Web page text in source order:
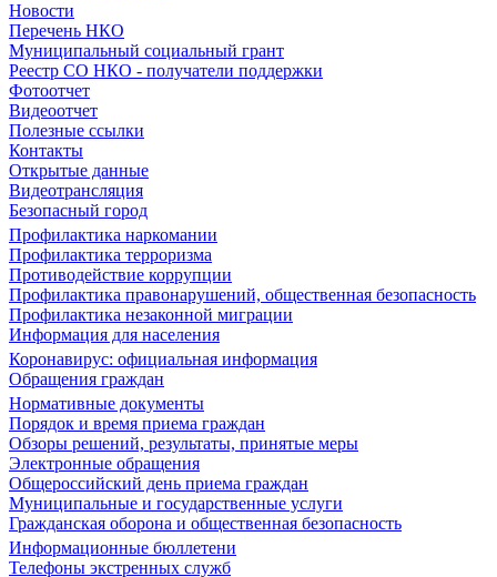
Новости
Перечень НКО
Муниципальный социальный грант
Реестр СО НКО - получатели поддержки
Фотоотчет
Видеоотчет
Полезные ссылки
Контакты
Открытые данные
Видеотрансляция
Безопасный город
Профилактика наркомании
Профилактика терроризма
Противодействие коррупции
Профилактика правонарушений, общественная безопасность
Профилактика незаконной миграции
Информация для населения
Коронавирус: официальная информация
Обращения граждан
Нормативные документы
Порядок и время приема граждан
Обзоры решений, результаты, принятые меры
Электронные обращения
Общероссийский день приема граждан
Муниципальные и государственные услуги
Гражданская оборона и общественная безопасность
Информационные бюллетени
Телефоны экстренных служб